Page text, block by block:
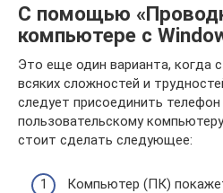
С помощью
компьютере с
Это еще один варианта, когда
всяких сложностей и
следует присоединить
пользовательскому
стоит сделать следующее:
Компьютер (ПК)